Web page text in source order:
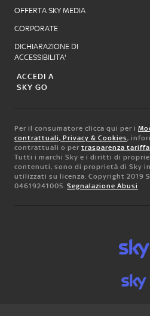
OFFERTA SKY MEDIA
CORPORATE
DICHIARAZIONE DI
ACCESSIBILITA'
ACCEDI A
SKY GO
Per il consumatore clicca qui per i
contrattuali, Privacy & Cookies,
contrattuali o per trasparenza
Tutti i marchi Sky e i diritti di
contenuti, sono di proprietà di Sky
utilizzati su licenza. Copyright 2019
04619241005. Segnalazione Abusi